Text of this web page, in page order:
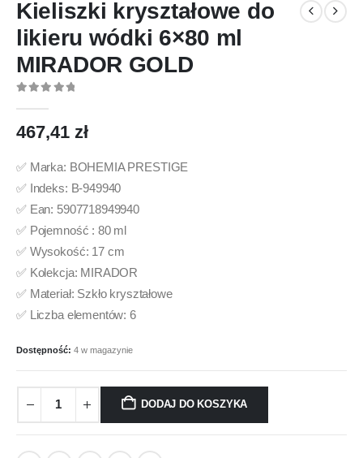
Kieliszki kryształowe do
likieru wódki 6×80 ml
MIRADOR GOLD
467,41 zł
✅ Marka: BOHEMIA PRESTIGE
✅ Indeks: B-949940
✅ Ean: 5907718949940
✅ Pojemność : 80 ml
✅ Wysokość: 17 cm
✅ Kolekcja: MIRADOR
✅ Materiał: Szkło kryształowe
✅ Liczba elementów: 6
Dostępność: 4 w magazynie
DODAJ DO KOSZYKA